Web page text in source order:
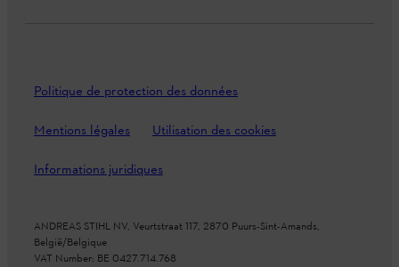
Politique de protection des données
Mentions légales Utilisation des cookies
Informations juridiques
ANDREAS STIHL NV, Veurtstraat 117, 2870 Puurs-Sint-Amands,
België/Belgique
VAT Number: BE 0427.714.768